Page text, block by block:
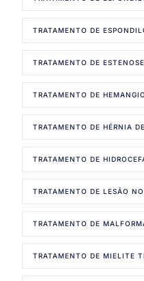
TRATAMENTO DE
TRATAMENTO DE
TRATAMENTO DE
TRATAMENTO DE HÉRNIA
TRATAMENTO DE
TRATAMENTO DE LESÃO
TRATAMENTO DE
TRATAMENTO DE MIELITE